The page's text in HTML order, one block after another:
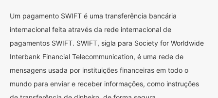
Um pagamento SWIFT é uma transferência bancária
internacional feita através da rede internacional de
pagamentos SWIFT. SWIFT, sigla para Society for Worldwide
Interbank Financial Telecommunication, é uma rede de
mensagens usada por instituições financeiras em todo o
mundo para enviar e receber informações, como instruções